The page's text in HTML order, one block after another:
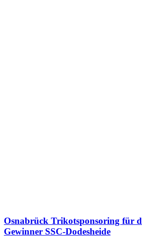
Osnabrück Trikotsponsoring für
Gewinner SSC-Dodesheide